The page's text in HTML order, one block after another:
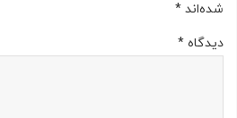
شده‌اند *
دیدگاه *